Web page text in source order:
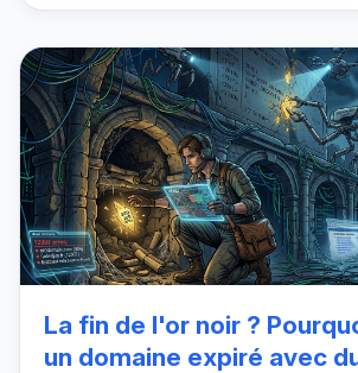
La fin de l'or noir ?
un domaine expiré avec